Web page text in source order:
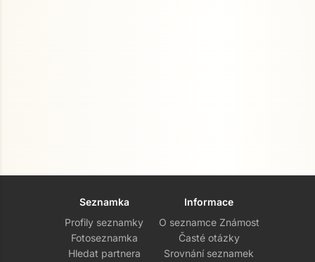
Seznamka
Profily seznamky
Fotoseznamka
Hledat partnera
Informace
O seznamce Známost
Časté otázky
Srovnání seznamek